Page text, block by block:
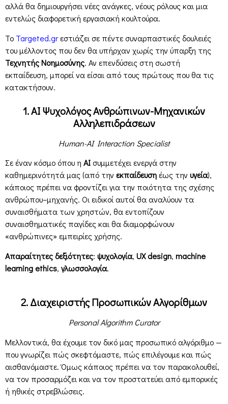
αλλά θα δημιουργήσει νέες ανάγκες, νέους ρόλους και μια
εντελώς διαφορετική εργασιακή κουλτούρα.
Το Targeted.grεστιάζει σε πέντε συναρπαστικές δουλειές
του μέλλοντος που δεν θα υπήρχαν χωρίς την ύπαρξη της
Τεχνητής Νοημοσύνης. Αν επενδύσεις στη σωστή
εκπαίδευση, μπορεί να είσαι από τους πρώτους που θα τις
κατακτήσουν.
1. AI Ψυχολόγος Ανθρώπινων-Μηχανικών
Αλληλεπιδράσεων
Human-AI Interaction Specialist
Σε έναν κόσμο όπου η AIσυμμετέχει ενεργά στην
καθημερινότητά μας (από την εκπαίδευσηέως την υγεία),
κάποιος πρέπει να φροντίζει για την ποιότητα της σχέσης
ανθρώπου–μηχανής. Οι ειδικοί αυτοί θα αναλύουν τα
συναισθήματα των χρηστών, θα εντοπίζουν
συναισθηματικές παγίδες και θα διαμορφώνουν
«ανθρώπινες» εμπειρίες χρήσης.
Απαραίτητες δεξιότητες: ψυχολογία, UX design, machine
learning ethics, γλωσσολογία.
2. Διαχειριστής Προσωπικών Αλγορίθμων
Personal Algorithm Curator
Μελλοντικά, θα έχουμε τον δικό μας προσωπικό αλγόριθμο —
που γνωρίζει πώς σκεφτόμαστε, πώς επιλέγουμε και πώς
αισθανόμαστε. Όμως κάποιος πρέπει να τον παρακολουθεί,
να τον προσαρμόζει και να τον προστατεύει από εμπορικές
ή ηθικές στρεβλώσεις.